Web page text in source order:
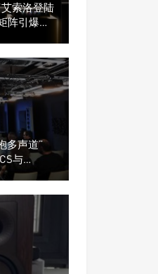
索洛登陆
阵引爆关
多声道”
与
系统